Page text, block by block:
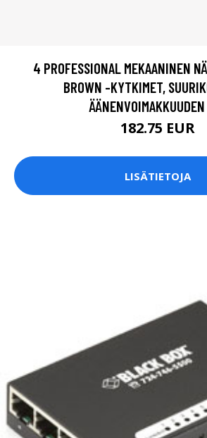
4 PROFESSIONAL MEKAANINEN
BROWN -KYTKIMET,
182.75 EUR
LISÄTIETOJA